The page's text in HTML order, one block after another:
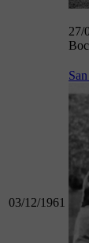
27/
03/12/1961